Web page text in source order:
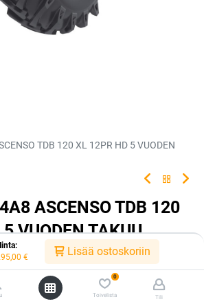
€ Lisää ostoskoriin
0
Toivelista Tili
TDB 120 XL 12PR HD 5 VUODEN
ASCENSO TDB 120
VUODEN TAKUU
Tuotekoodi: 330887